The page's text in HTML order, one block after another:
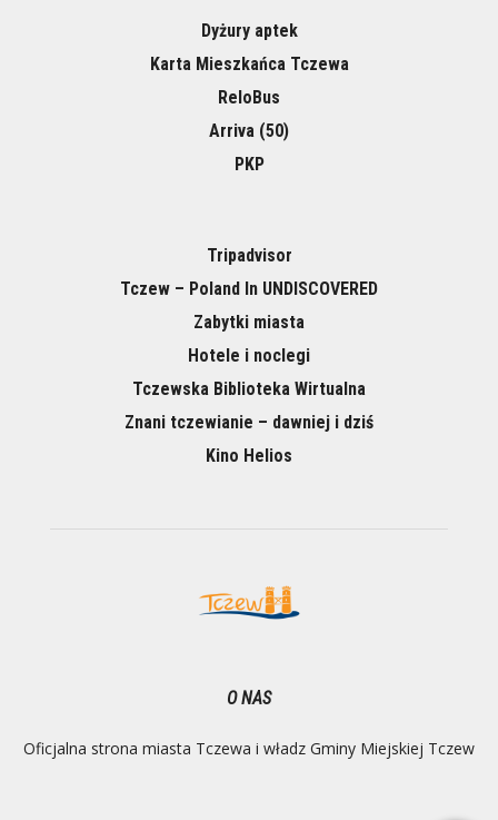
Dyżury aptek
Karta Mieszkańca Tczewa
ReloBus
Arriva (50)
PKP
Tripadvisor
Tczew – Poland In UNDISCOVERED
Zabytki miasta
Hotele i noclegi
Tczewska Biblioteka Wirtualna
Znani tczewianie – dawniej i dziś
Kino Helios
O NAS
Oficjalna strona miasta Tczewa i władz Gminy Miejskiej Tczew